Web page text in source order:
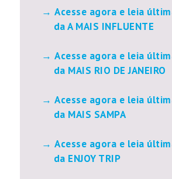
Acesse agora e leia
da A MAIS INFLUENTE
Acesse agora e leia
da MAIS RIO DE JANEIRO
Acesse agora e leia
da MAIS SAMPA
Acesse agora e leia
da ENJOY TRIP